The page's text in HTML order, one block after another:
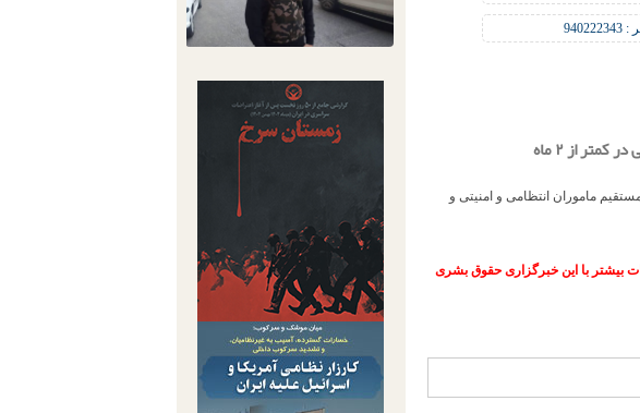
تا کنون، در اثر تیر اندازی مستقیم ماموران انتظامی و امنیتی و
بیشتر با این خبرگزاری حقوق بشری